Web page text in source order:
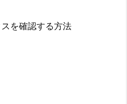
を確認する方法